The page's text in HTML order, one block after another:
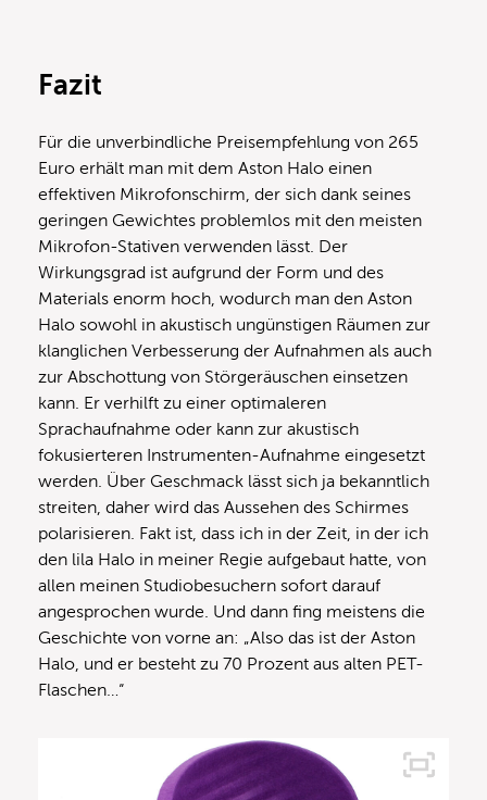
Fazit
Für die unverbindliche Preisempfehlung von 265
Euro erhält man mit dem Aston Halo einen
effektiven Mikrofonschirm, der sich dank seines
geringen Gewichtes problemlos mit den meisten
Mikrofon-Stativen verwenden lässt. Der
Wirkungsgrad ist aufgrund der Form und des
Materials enorm hoch, wodurch man den Aston
Halo sowohl in akustisch ungünstigen Räumen zur
klanglichen Verbesserung der Aufnahmen als auch
zur Abschottung von Störgeräuschen einsetzen
kann. Er verhilft zu einer optimaleren
Sprachaufnahme oder kann zur akustisch
fokusierteren Instrumenten-Aufnahme eingesetzt
werden. Über Geschmack lässt sich ja bekanntlich
streiten, daher wird das Aussehen des Schirmes
polarisieren. Fakt ist, dass ich in der Zeit, in der ich
den lila Halo in meiner Regie aufgebaut hatte, von
allen meinen Studiobesuchern sofort darauf
angesprochen wurde. Und dann fing meistens die
Geschichte von vorne an: „Also das ist der Aston
Halo, und er besteht zu 70 Prozent aus alten PET-
Flaschen…“